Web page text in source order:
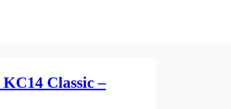
Classic –